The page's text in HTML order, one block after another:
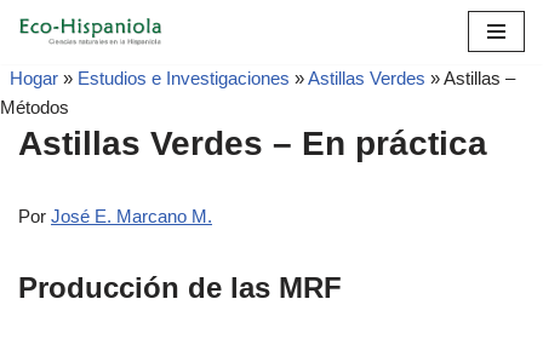
Hogar » Estudios e Investigaciones »Astillas Verdes »Astillas –
Métodos
Astillas Verdes – En práctica
Por José E. Marcano M.
Producción de las MRF